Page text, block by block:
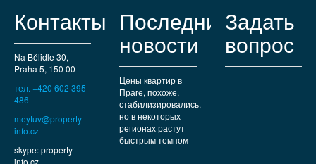
Контакты
Na Bělidle 30,
Praha 5, 150 00
тел. +420 602 395
486
meytuv@property-
info.cz
skype: property-
info.cz
Последние
новости
Цены квартир в
Праге, похоже,
стабилизировались,
но в некоторых
регионах растут
быстрым темпом
Задать
вопрос